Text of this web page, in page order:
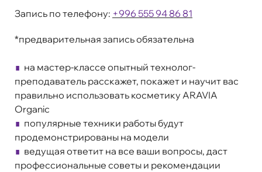
Запись по телефону: +996 555 94 86 81
*предварительная запись обязательна
∎ на мастер-классе опытный технолог-
преподаватель расскажет, покажет и научит вас
правильно использовать косметику ARAVIA
Organic
∎ популярные техники работы будут
продемонстрированы на модели
∎ ведущая ответит на все ваши вопросы, даст
профессиональные советы и рекомендации